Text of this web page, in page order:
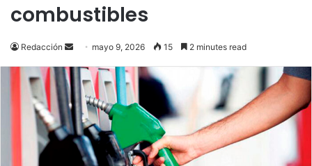
combustibles
Redacción
Send
email
mayo 9, 2026 15 2 minutes read